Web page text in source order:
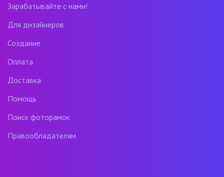
Зарабатывайте с нами!
Для дизайнеров
Создание
Оплата
Доставка
Помощь
Поиск фоторамок
Правообладателям